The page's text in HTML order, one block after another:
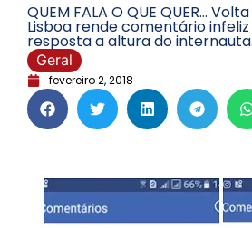
QUEM FALA O QUE QUER…
Lisboa rende comentário
resposta a altura do internauta.
Geral
fevereiro 2, 2018